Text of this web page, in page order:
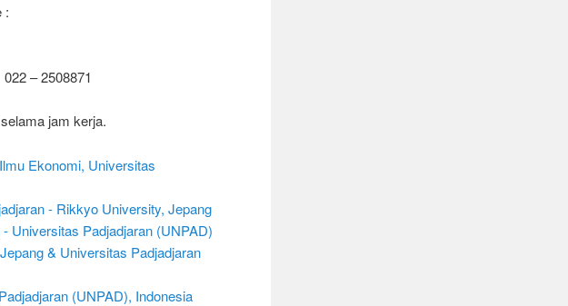
:
– 2508871
selama jam kerja.
Ekonomi, Universitas
- Rikkyo University, Jepang
Universitas Padjadjaran (UNPAD)
& Universitas Padjadjaran
(UNPAD), Indonesia